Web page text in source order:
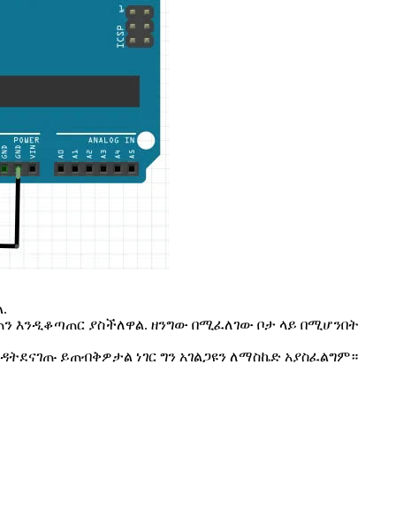
ያስችለዋል. ዘንግው በሚፈለገው ቦታ ላይ በሚሆንበት
ይጠብቅዎታል ነገር ግን አገልጋዩን ለማስኬድ አያስፈልግም።